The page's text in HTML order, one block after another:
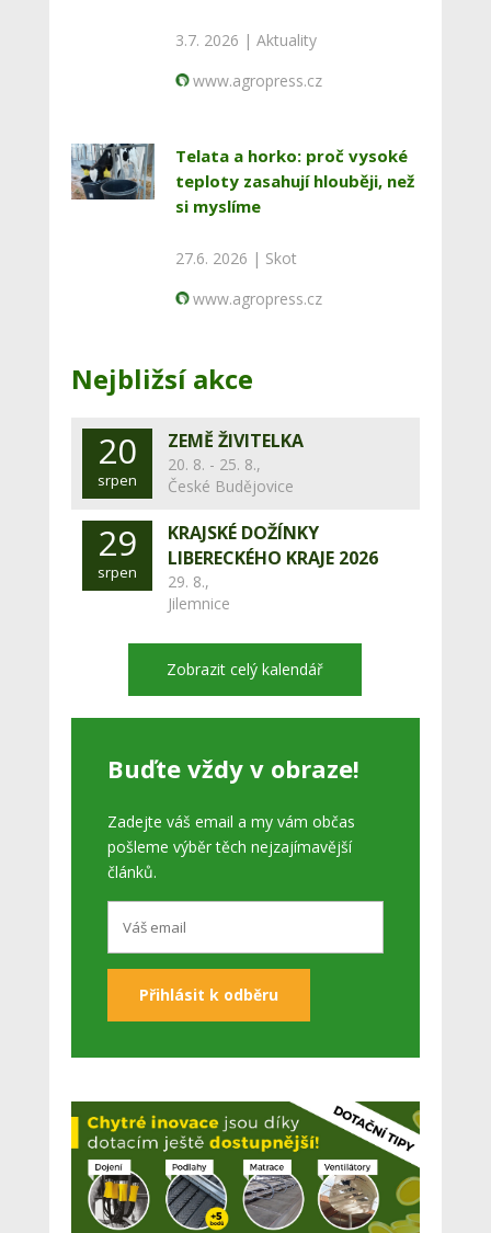
3.7. 2026 | Aktuality
www.agropress.cz
Telata a horko: proč vysoké
teploty zasahují hlouběji, než
si myslíme
27.6. 2026 | Skot
www.agropress.cz
Nejbližsí akce
20
srpen
ZEMĚ ŽIVITELKA
20. 8. - 25. 8.,
České Budějovice
29
srpen
KRAJSKÉ DOŽÍNKY
LIBERECKÉHO KRAJE 2026
29. 8.,
Jilemnice
Zobrazit celý kalendář
Buďte vždy v obraze!
Zadejte váš email a my vám občas
pošleme výběr těch nejzajímavější
článků.